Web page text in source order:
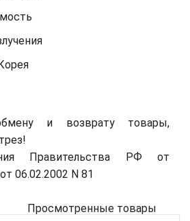
и возврату товары,
Правительства РФ от
06.02.2002 N 81
Просмотренные товары